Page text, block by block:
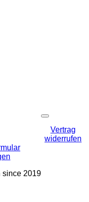
since 2019
Vertrag
widerrufen